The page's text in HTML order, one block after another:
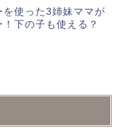
を使った3姉妹ママが
下の子も使える？